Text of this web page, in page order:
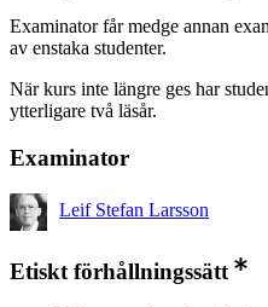
Examinator får medge annan
av enstaka studenter.
När kurs inte längre ges har
ytterligare två läsår.
Examinator
Leif Stefan Larsson
Etiskt förhållningssätt